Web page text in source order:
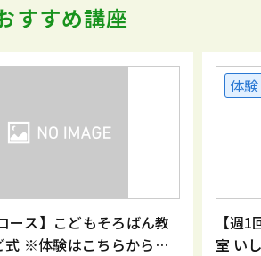
すすめ講座
ース】こどもそろばん教
式 ※体験はこちらからお
体験
【週
室 い